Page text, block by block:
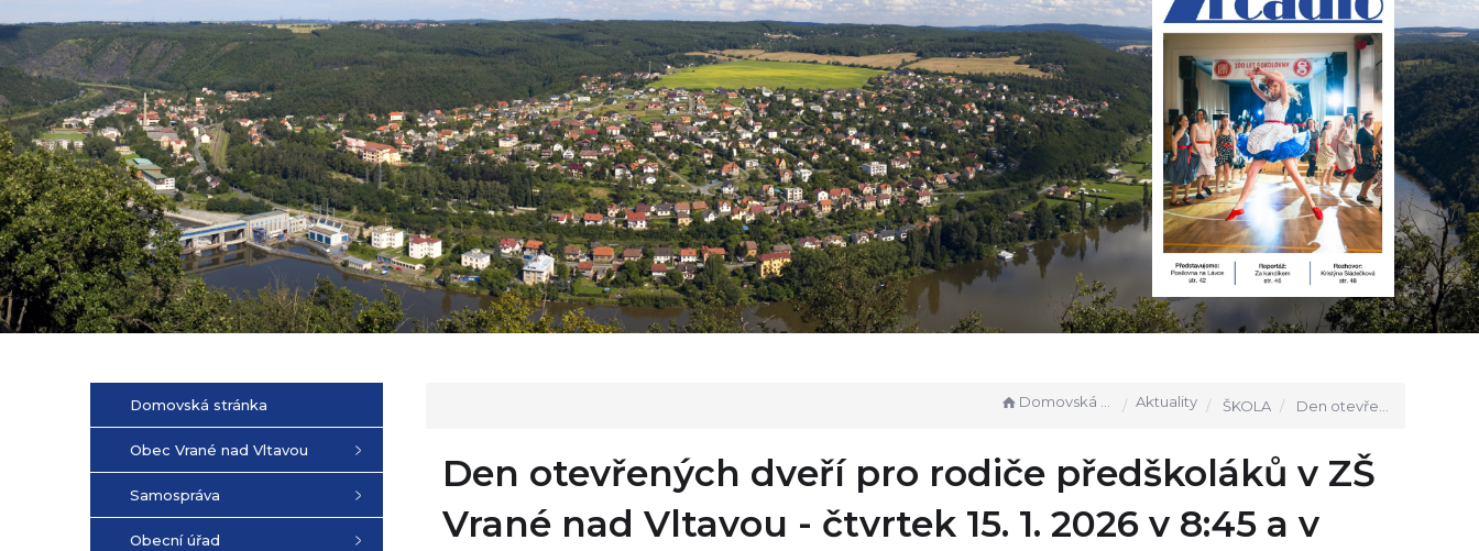
Domovská stránka
Obec Vrané nad Vltavou
Samospráva
Obecní úřad
Domovská stránka Aktuality ŠKOLA Den otevřených dveří pro rodiče předškoláků v ZŠ Vrané nad Vltavou - čtvrtek 15. 1. 2026 v 8:45 a v 10:00 hodin
Den otevřených dveří pro rodiče předškoláků v ZŠ
Vrané nad Vltavou - čtvrtek 15. 1. 2026 v 8:45 a v